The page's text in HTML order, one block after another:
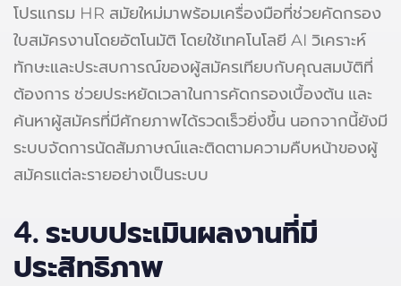
โปรแกรม HR สมัยใหม่มาพร้อมเครื่องมือที่ช่วยคัดกรอง
ใบสมัครงานโดยอัตโนมัติ โดยใช้เทคโนโลยี AI วิเคราะห์
ทักษะและประสบการณ์ของผู้สมัครเทียบกับคุณสมบัติที่
ต้องการ ช่วยประหยัดเวลาในการคัดกรองเบื้องต้น และ
ค้นหาผู้สมัครที่มีศักยภาพได้รวดเร็วยิ่งขึ้น นอกจากนี้ยังมี
ระบบจัดการนัดสัมภาษณ์และติดตามความคืบหน้าของผู้
สมัครแต่ละรายอย่างเป็นระบบ
4. ระบบประเมินผลงานที่มี
ประสิทธิภาพ